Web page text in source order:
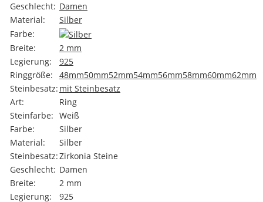
Geschlecht: Damen
Material:
Silber
Farbe:
Breite:
2 mm
Legierung:
925
Ringgröße:
48mm50mm52mm54mm56mm58mm60mm62mm
Steinbesatz: mit Steinbesatz
Art:
Ring
Steinfarbe: Weiß
Farbe:
Silber
Material:
Silber
Steinbesatz:Zirkonia Steine
Geschlecht: Damen
Breite:
2 mm
Legierung:
925